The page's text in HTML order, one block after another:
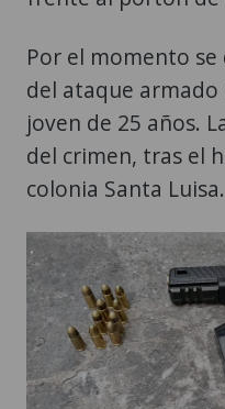
Por el momento se
del ataque
joven de 25 años.
del crimen, tras el
colonia Santa Luisa.